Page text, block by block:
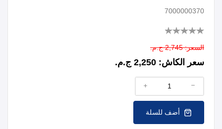
7000000370
السعر: 2,745 ج.م.
سعر الكاش: 2,250 ج.م.
أضف للسلة